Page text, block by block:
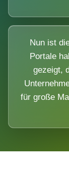
Nun ist
Portale
gezeigt,
für große